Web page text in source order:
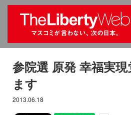
参院選 原発 幸福実
ます
2013.06.18